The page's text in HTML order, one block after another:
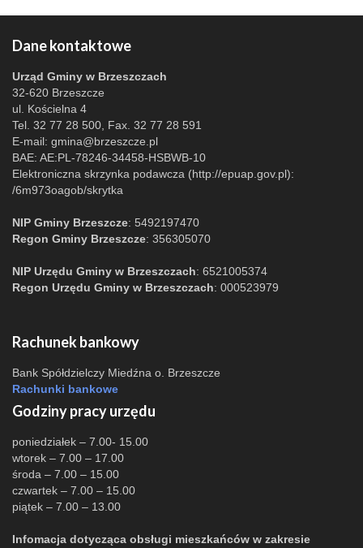
Dane kontaktowe
Urząd Gminy w Brzeszczach
32-620 Brzeszcze
ul. Kościelna 4
Tel. 32 77 28 500, Fax. 32 77 28 591
E-mail: gmina@brzeszcze.pl
BAE: AE:PL-78246-34458-HSBWB-10
Elektroniczna skrzynka podawcza (http://epuap.gov.pl):
/6m973oagob/skrytka
NIP Gminy Brzeszcze: 5492197470
Regon Gminy Brzeszcze: 356305070
NIP Urzędu Gminy w Brzeszczach: 6521005374
Regon Urzędu Gminy w Brzeszczach: 000523979
Rachunek bankowy
Bank Spółdzielczy Miedźna o. Brzeszcze
Rachunki bankowe
Godziny pracy urzędu
poniedziałek – 7.00- 15.00
wtorek – 7.00 – 17.00
środa – 7.00 – 15.00
czwartek – 7.00 – 15.00
piątek – 7.00 – 13.00
Infomacja dotycząca obsługi mieszkańców w zakresie